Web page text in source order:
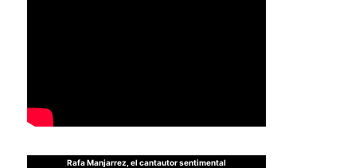
Rafa Manjarrez, el cantautor sentimental